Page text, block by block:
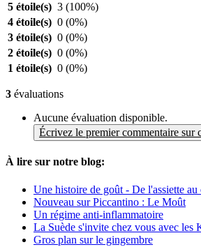
5 étoile(s) 3 (100%)
4 étoile(s) 0 (0%)
3 étoile(s) 0 (0%)
2 étoile(s) 0 (0%)
1 étoile(s) 0 (0%)
3 évaluations
Aucune évaluation disponible.
Écrivez le premier commentaire sur
À lire sur notre blog:
Une histoire de goût - De l'assiette au
Nouveau sur Piccantino : Le Moût
Un régime anti-inflammatoire
La Suède s'invite chez vous avec les
Gros plan sur le gingembre